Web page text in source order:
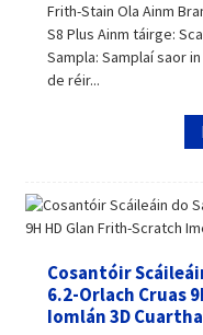
Frith-Stain Ola Ainm
S8 Plus Ainm táirge:
Sampla: Samplaí saor
de réir...
Cosantóir
6.2-Orlach Cruas
Iomlán 3D